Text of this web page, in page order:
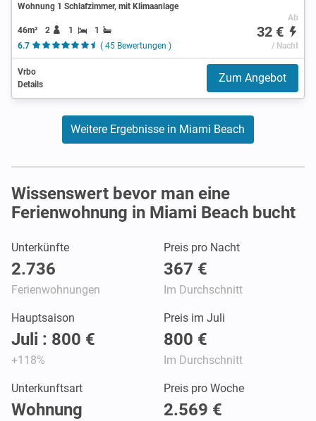
Wohnung 1 Schlafzimmer, mit Klimaanlage
46m² 2 1
1
6.7
( 45 Bewertungen )
Ab
32 €
/ Nacht
Vrbo
Details
Zum Angebot
Weitere Ergebnisse in Miami Beach
Wissenswert bevor man eine
Ferienwohnung in Miami Beach bucht
Unterkünfte
2.736
Ferienwohnungen
Preis pro Nacht
367 €
Im Durchschnitt
Hauptsaison
Juli : 800 €
+118%
Preis im Juli
800 €
Im Durchschnitt
Unterkunftsart
Wohnung
Preis pro Woche
2.569 €